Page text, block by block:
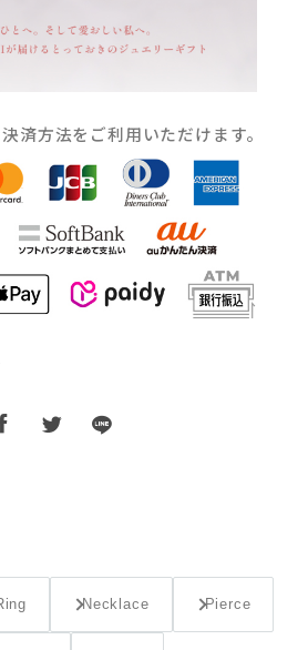
済方法をご利用いただけます。
Necklace Pierce